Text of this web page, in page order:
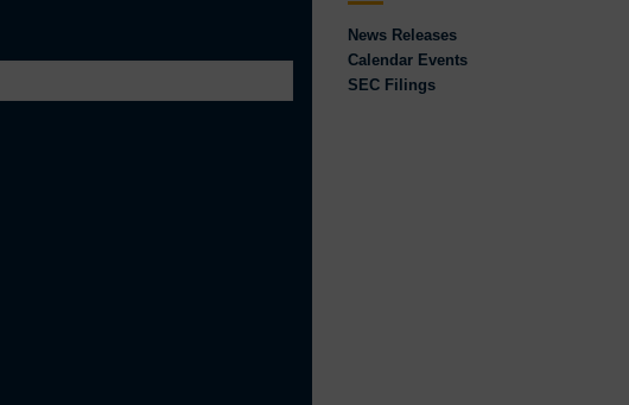
News Releases
Calendar Events
SEC Filings